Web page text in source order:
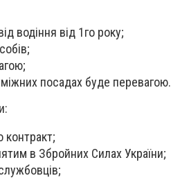
водіння від 1го року;
посадах буде перевагою.
контракт;
в Збройних Силах України;